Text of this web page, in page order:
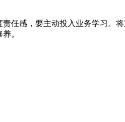
任感，要主动投入业务学习。
。